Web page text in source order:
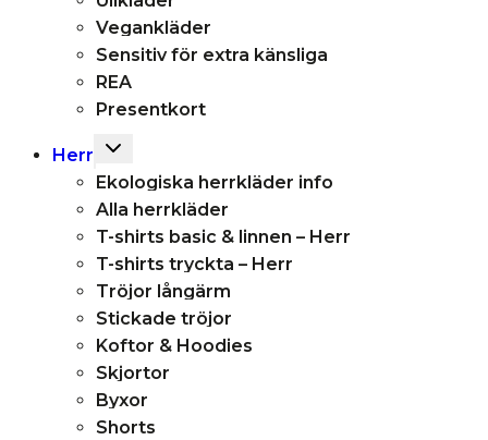
Vegankläder
Sensitiv för extra känsliga
REA
Presentkort
Herr
Toggle
menu
Ekologiska herrkläder info
Alla herrkläder
T-shirts basic & linnen – Herr
T-shirts tryckta – Herr
Tröjor långärm
Stickade tröjor
Koftor & Hoodies
Skjortor
Byxor
Shorts